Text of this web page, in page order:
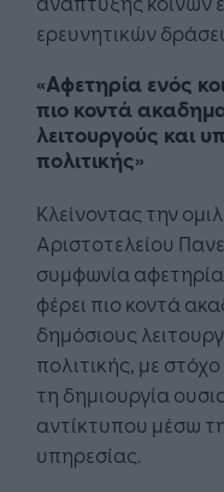
ερευνητικών
«Αφετηρία ενός
πιο κοντά
λειτουργούς και
πολιτικής»
Κλείνοντας την
Αριστοτελείου
συμφωνία
φέρει πιο κοντά
δημόσιους
πολιτικής, με
τη δημιουργία
αντίκτυπου μέσω
υπηρεσίας.